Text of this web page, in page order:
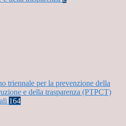
triennale per la prevenzione della
e della trasparenza (PTPCT)
164